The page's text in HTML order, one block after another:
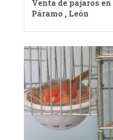
Venta de pajaros
Páramo , León